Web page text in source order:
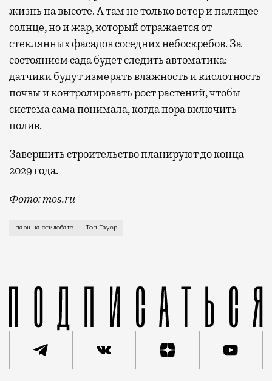
жизнь на высоте. А там не только ветер и палящее
солнце, но и жар, который отражается от
стеклянных фасадов соседних небоскребов. За
состоянием сада будет следить автоматика:
датчики будут измерять влажность и кислотность
почвы и контролировать рост растений, чтобы
система сама понимала, когда пора включить
полив.
Завершить строительство планируют до конца
2029 года.
Фото: mos.ru
В «Сити» скоро станет чуть меньше стекла и чуть
парк на стилобате Топ Тауэр